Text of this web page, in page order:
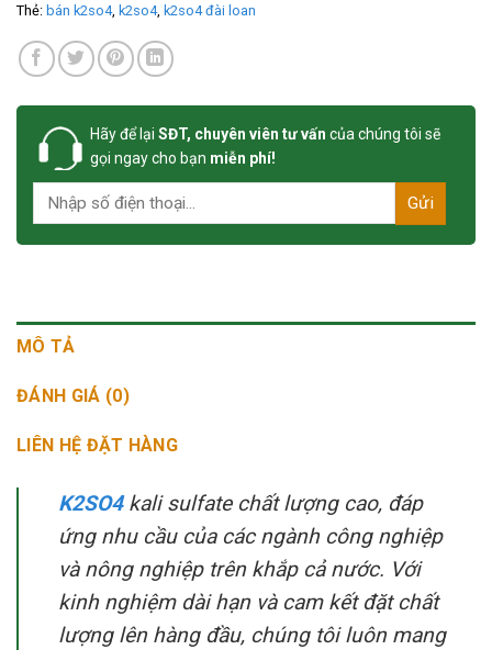
Thẻ: bán k2so4, k2so4, k2so4 đài loan
Hãy để lại SĐT, chuyên viên tư vấn của chúng tôi sẽ
gọi ngay cho bạn miễn phí!
MÔ TẢ
ĐÁNH GIÁ (0)
LIÊN HỆ ĐẶT HÀNG
K2SO4kali sulfate chất lượng cao, đáp
ứng nhu cầu của các ngành công nghiệp
và nông nghiệp trên khắp cả nước. Với
kinh nghiệm dài hạn và cam kết đặt chất
lượng lên hàng đầu, chúng tôi luôn mang